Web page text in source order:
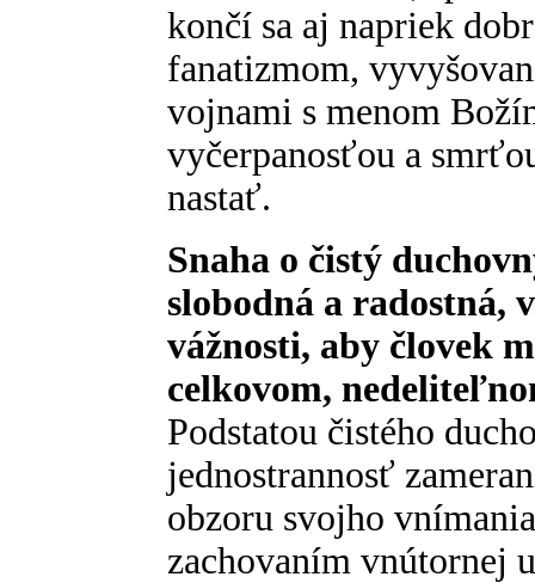
končí sa aj napriek
fanatizmom,
vojnami s menom
vyčerpanosťou a
nastať.
Snaha o čistý
slobodná a radostná,
vážnosti, aby človek
celkovom,
Podstatou čistého
jednostrannosť
obzoru svojho
zachovaním vnútornej